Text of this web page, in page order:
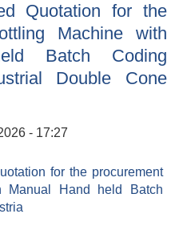
Quotation for the
Machine with
Batch Coding
Double Cone
- 17:27
for the procurement
Manual Hand held Batch